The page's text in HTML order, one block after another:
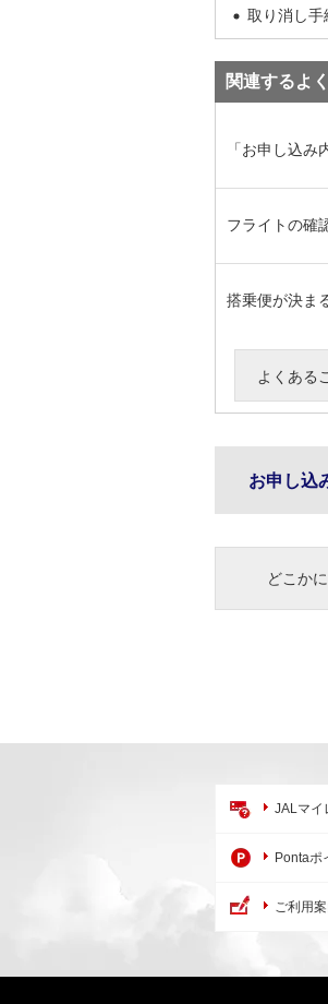
取り消し手
関連するよ
「お申し込
フライトの確
搭乗便が決ま
よくある
お申し込
どこか
JALマイ
Pontaポ
ご利用